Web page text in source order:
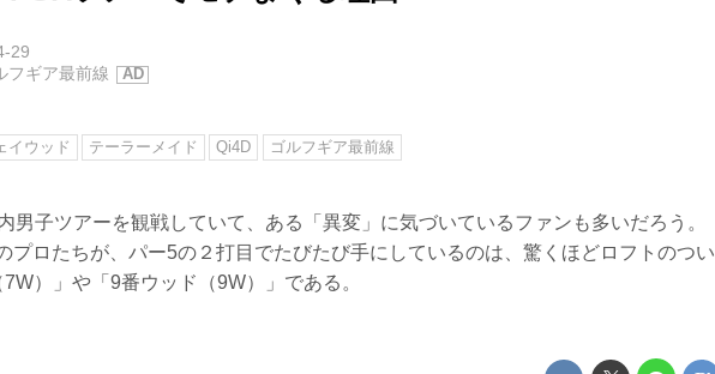
29
フギア最前線
イウッド テーラーメイド Qi4D ゴルフギア最前線
男子ツアーを観戦していて、ある「異変」に気づいているファンも多いだろう。
プロたちが、パー5の２打目でたびたび手にしているのは、驚くほどロフトのつい
）」や「9番ウッド（9W）」である。